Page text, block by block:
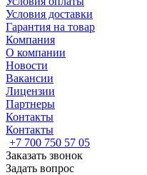
Условия доставки
Гарантия на товар
Компания
О компании
Новости
Вакансии
Лицензии
Партнеры
Контакты
Контакты
+7 700 750 57 05
Заказать звонок
Задать вопрос